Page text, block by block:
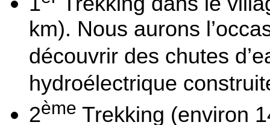
km). Nous aurons
découvrir des chutes
hydroélectrique
2ème Trekking (environ